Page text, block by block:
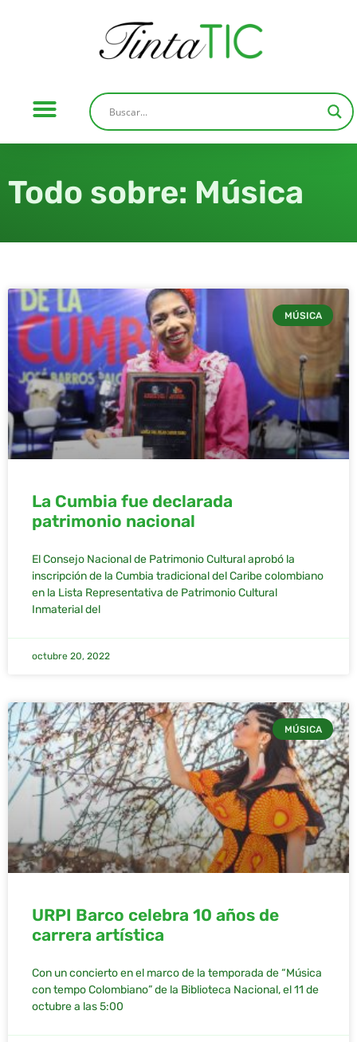
Todo sobre: Música
MÚSICA
La Cumbia fue declarada
patrimonio nacional
El Consejo Nacional de Patrimonio Cultural aprobó la
inscripción de la Cumbia tradicional del Caribe colombiano
en la Lista Representativa de Patrimonio Cultural
Inmaterial del
octubre 20, 2022
MÚSICA
URPI Barco celebra 10 años de
carrera artística
Con un concierto en el marco de la temporada de “Música
con tempo Colombiano” de la Biblioteca Nacional, el 11 de
octubre a las 5:00